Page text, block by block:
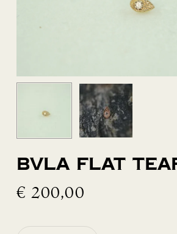
BVLA Flat
€ 200,00